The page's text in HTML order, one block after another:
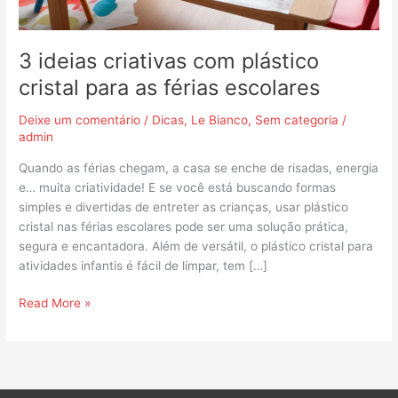
3 ideias criativas com plástico
cristal para as férias escolares
Deixe um comentário / Dicas, Le Bianco, Sem categoria /
admin
Quando as férias chegam, a casa se enche de risadas, energia
e… muita criatividade! E se você está buscando formas
simples e divertidas de entreter as crianças, usar plástico
cristal nas férias escolares pode ser uma solução prática,
segura e encantadora. Além de versátil, o plástico cristal para
atividades infantis é fácil de limpar, tem […]
escolares
Read More »